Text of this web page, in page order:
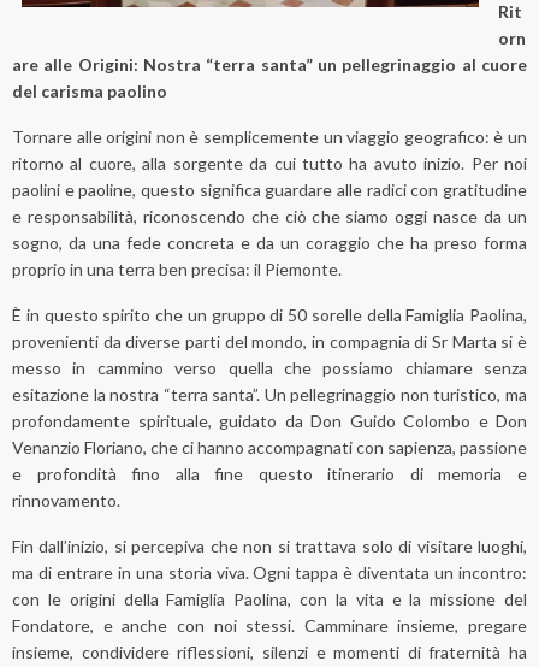
Rit
orn
are alle Origini: Nostra “terra santa” un pellegrinaggio al cuore
del carisma paolino
Tornare alle origini non è semplicemente un viaggio geografico: è un
ritorno al cuore, alla sorgente da cui tutto ha avuto inizio. Per noi
paolini e paoline, questo significa guardare alle radici con gratitudine
e responsabilità, riconoscendo che ciò che siamo oggi nasce da un
sogno, da una fede concreta e da un coraggio che ha preso forma
proprio in una terra ben precisa: il Piemonte.
È in questo spirito che un gruppo di 50 sorelle della Famiglia Paolina,
provenienti da diverse parti del mondo, in compagnia di Sr Marta si è
messo in cammino verso quella che possiamo chiamare senza
esitazione la nostra “terra santa”. Un pellegrinaggio non turistico, ma
profondamente spirituale, guidato da Don Guido Colombo e Don
Venanzio Floriano, che ci hanno accompagnati con sapienza, passione
e profondità fino alla fine questo itinerario di memoria e
rinnovamento.
Fin dall’inizio, si percepiva che non si trattava solo di visitare luoghi,
ma di entrare in una storia viva. Ogni tappa è diventata un incontro:
con le origini della Famiglia Paolina, con la vita e la missione del
Fondatore, e anche con noi stessi. Camminare insieme, pregare
insieme, condividere riflessioni, silenzi e momenti di fraternità ha